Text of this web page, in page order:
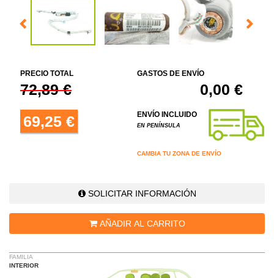
PRECIO TOTAL
72,89 €
69,25 €
GASTOS DE ENVÍO
0,00 €
ENVÍO INCLUIDO
EN PENÍNSULA
CAMBIA TU ZONA DE ENVÍO
SOLICITAR INFORMACIÓN
AÑADIR AL CARRITO
FAMILIA
INTERIOR